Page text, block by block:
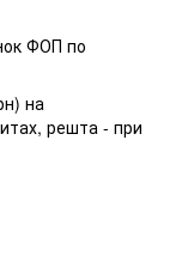
ФОП по
на
решта - при